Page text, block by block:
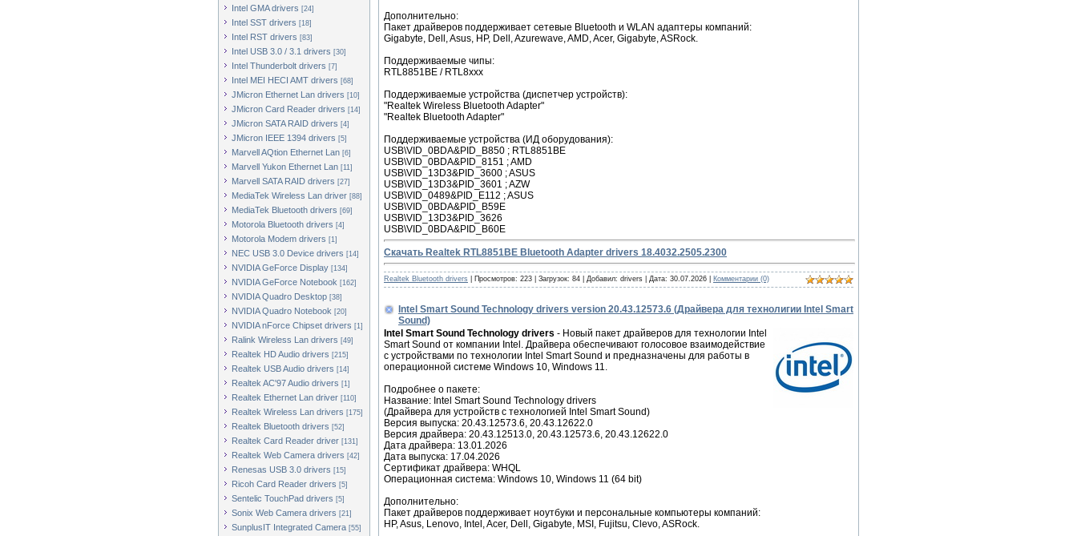
Intel GMA drivers [24]
Intel SST drivers [18]
Intel RST drivers [83]
Intel USB 3.0 / 3.1 drivers [30]
Intel Thunderbolt drivers [7]
Intel MEI HECI AMT drivers [68]
JMicron Ethernet Lan drivers [10]
JMicron Card Reader drivers [14]
JMicron SATA RAID drivers [4]
JMicron IEEE 1394 drivers [5]
Marvell AQtion Ethernet Lan [6]
Marvell Yukon Ethernet Lan [11]
Marvell SATA RAID drivers [27]
MediaTek Wireless Lan driver [88]
MediaTek Bluetooth drivers [69]
Motorola Bluetooth drivers [4]
Motorola Modem drivers [1]
NEC USB 3.0 Device drivers [14]
NVIDIA GeForce Display [134]
NVIDIA GeForce Notebook [162]
NVIDIA Quadro Desktop [38]
NVIDIA Quadro Notebook [20]
NVIDIA nForce Chipset drivers [1]
Ralink Wireless Lan drivers [49]
Realtek HD Audio drivers [215]
Realtek USB Audio drivers [14]
Realtek AC'97 Audio drivers [1]
Realtek Ethernet Lan driver [110]
Realtek Wireless Lan drivers [175]
Realtek Bluetooth drivers [52]
Realtek Card Reader driver [131]
Realtek Web Camera drivers [42]
Renesas USB 3.0 drivers [15]
Ricoh Card Reader drivers [5]
Sentelic TouchPad drivers [5]
Sonix Web Camera drivers [21]
SunplusIT Integrated Camera [55]
Дополнительно:
Пакет драйверов поддерживает сетевые Bluetooth и WLAN адаптеры компаний:
Gigabyte, Dell, Asus, HP, Dell, Azurewave, AMD, Acer, Gigabyte, ASRock.
Поддерживаемые чипы:
RTL8851BE / RTL8xxx
Поддерживаемые устройства (диспетчер устройств):
"Realtek Wireless Bluetooth Adapter"
"Realtek Bluetooth Adapter"
Поддерживаемые устройства (ИД оборудования):
USB\VID_0BDA&PID_B850 ; RTL8851BE
USB\VID_0BDA&PID_8151 ; AMD
USB\VID_13D3&PID_3600 ; ASUS
USB\VID_13D3&PID_3601 ; AZW
USB\VID_0489&PID_E112 ; ASUS
USB\VID_0BDA&PID_B59E
USB\VID_13D3&PID_3626
USB\VID_0BDA&PID_B60E
Скачать Realtek RTL8851BE Bluetooth Adapter drivers 18.4032.2505.2300
Realtek Bluetooth drivers Просмотров: 223 Загрузок: 84 Добавил: drivers Дата: 30.07.2026 Комментарии (0)
Intel Smart Sound Technology drivers version 20.43.12573.6 (Драйвера для технолигии Intel Smart
Sound)
Intel Smart Sound Technology drivers - Новый пакет драйверов для технологии Intel
Smart Sound от компании Intel. Драйвера обеспечивают голосовое взаимодействие
с устройствами по технологии Intel Smart Sound и предназначены для работы в
операционной системе Windows 10, Windows 11.
Подробнее о пакете:
Название: Intel Smart Sound Technology drivers
(Драйвера для устройств с технологией Intel Smart Sound)
Версия выпуска: 20.43.12573.6, 20.43.12622.0
Версия драйвера: 20.43.12513.0, 20.43.12573.6, 20.43.12622.0
Дата драйвера: 13.01.2026
Дата выпуска: 17.04.2026
Сертификат драйвера: WHQL
Операционная система: Windows 10, Windows 11 (64 bit)
Дополнительно:
Пакет драйверов поддерживает ноутбуки и персональные компьютеры компаний:
HP, Asus, Lenovo, Intel, Acer, Dell, Gigabyte, MSI, Fujitsu, Clevo, ASRock.